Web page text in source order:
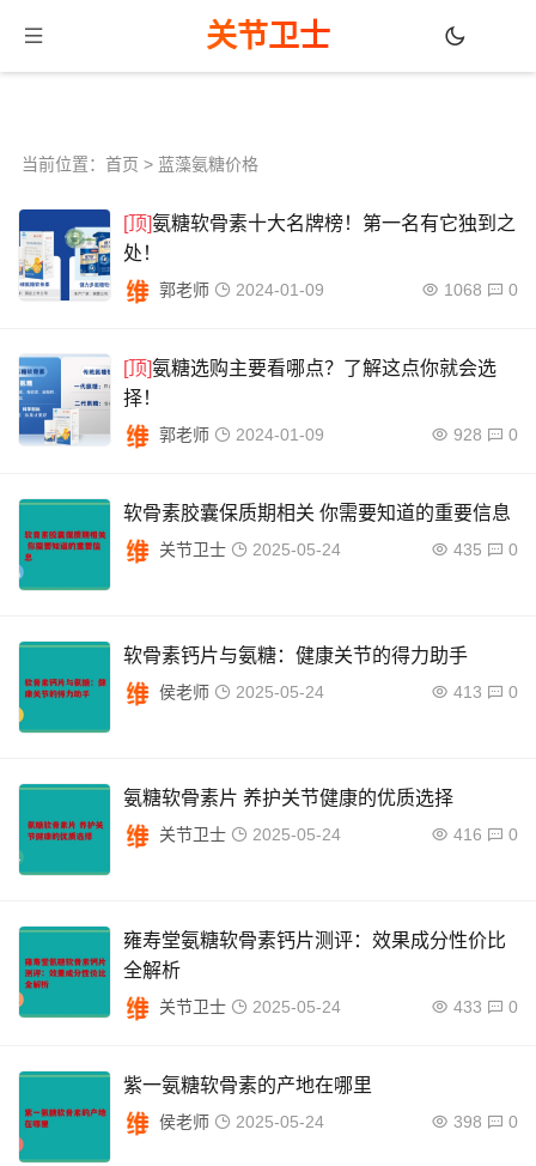
关节卫士
当前位置： 首页 > 蓝藻氨糖价格
[顶]氨糖软骨素十大名牌榜！第一名有它独到之
处！
郭老师 2024-01-09 1068 0
[顶]氨糖选购主要看哪点？了解这点你就会选
择！
郭老师 2024-01-09 928 0
软骨素胶囊保质期相关 你需要知道的重要信息
关节卫士 2025-05-24 435 0
软骨素钙片与氨糖：健康关节的得力助手
侯老师 2025-05-24 413 0
氨糖软骨素片 养护关节健康的优质选择
关节卫士 2025-05-24 416 0
雍寿堂氨糖软骨素钙片测评：效果成分性价比
全解析
关节卫士 2025-05-24 433 0
紫一氨糖软骨素的产地在哪里
侯老师 2025-05-24 398 0